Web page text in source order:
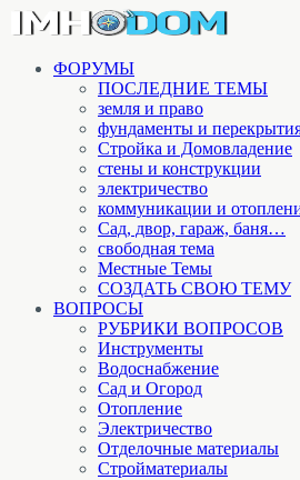
ФОРУМЫ
ПОСЛЕДНИЕ ТЕМЫ
земля и право
фундаменты и
Стройка и Домовладение
стены и конструкции
электричество
коммуникации и
Cад, двор, гараж, баня…
свободная тема
Местные Темы
СОЗДАТЬ СВОЮ ТЕМУ
ВОПРОСЫ
РУБРИКИ ВОПРОСОВ
Инструменты
Водоснабжение
Сад и Огород
Отопление
Электричество
Отделочные материалы
Стройматериалы